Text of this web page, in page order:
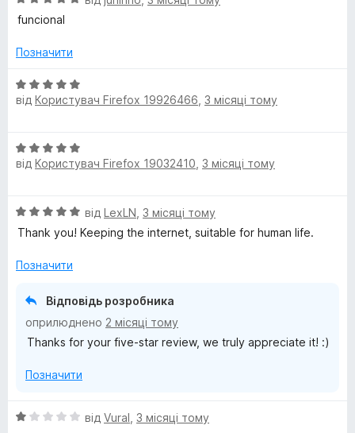
к
1
5
ц
н
а
5
funcional
Позначити
О
ц
к
а
5
від Користувач Firefox 19926466 3 місяці тому
О
ц
к
а
з
від Користувач Firefox 19032410 3 місяці тому
О
ц
н
від LexLN 3 місяці тому
Thank you! Keeping the internet, suitable for human life.
Позначити
Відповідь розробника
оприлюднено 2 місяці тому
Thanks for your five-star review, we truly appreciate it! :)
Позначити
О
від Vural 3 місяці тому